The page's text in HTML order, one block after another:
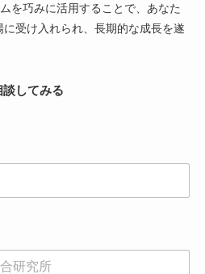
を巧みに活用することで、あなた
受け入れられ、長期的な成長を遂
談してみる